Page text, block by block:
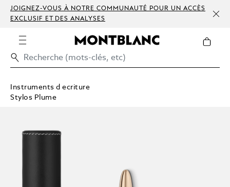
JOIGNEZ-VOUS À NOTRE COMMUNAUTÉ POUR UN ACCÈS
EXCLUSIF ET DES ANALYSES
Instruments d ecriture
Stylos Plume